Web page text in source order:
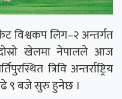
विश्वकप लिग–२ अन्तर्गत
खेलमा नेपालले आज
त्रिवि अन्तर्राष्ट्रिय
९ बजे सुरु हुनेछ ।